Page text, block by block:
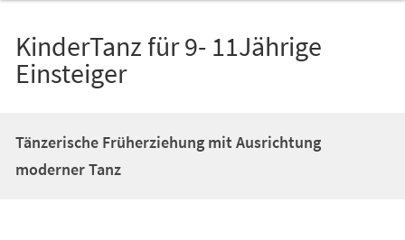
KinderTanz für 9- 11Jährige
Einsteiger
Tänzerische Früherziehung mit Ausrichtung
moderner Tanz